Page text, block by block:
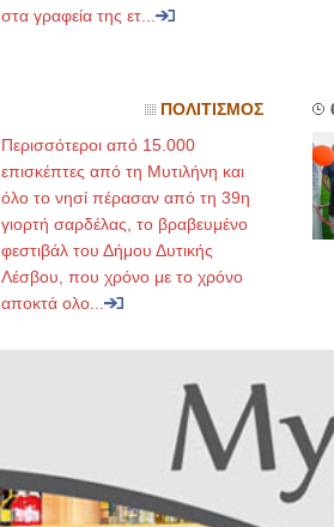
στα γραφεία της ετ...
ΠΟΛΙΤΙΣΜΟΣ
Περισσότεροι από 15.000
επισκέπτες από τη Μυτιλήνη και
όλο το νησί πέρασαν από τη 39η
γιορτή σαρδέλας, το βραβευμένο
φεστιβάλ του Δήμου Δυτικής
Λέσβου, που χρόνο με το χρόνο
αποκτά ολο...